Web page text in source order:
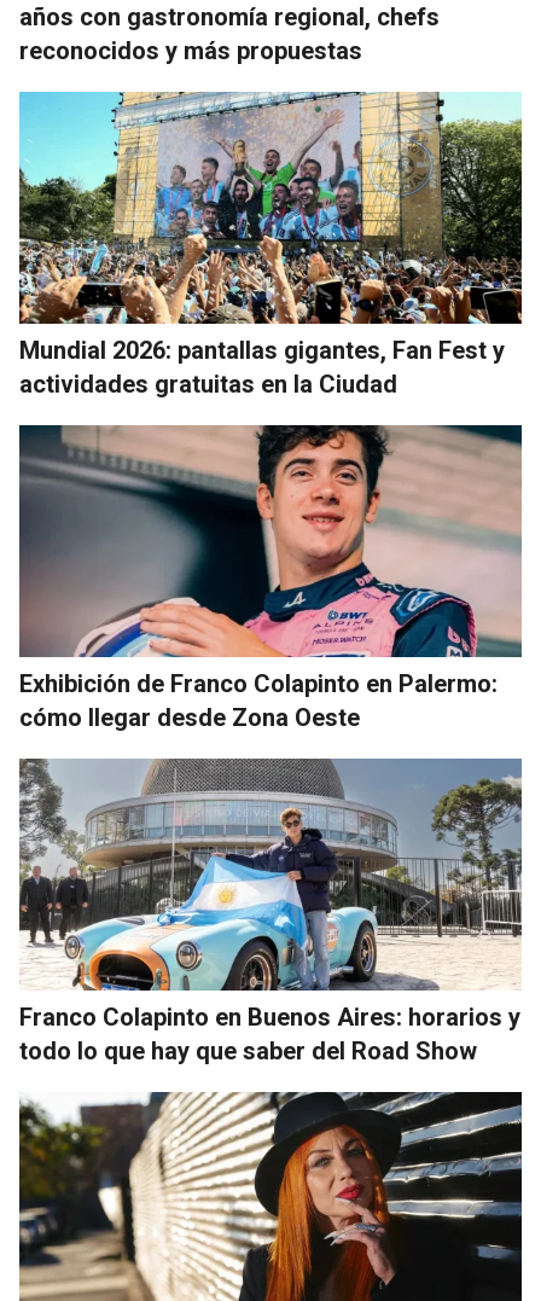
años con gastronomía regional, chefs
reconocidos y más propuestas
Mundial 2026: pantallas gigantes, Fan Fest y
actividades gratuitas en la Ciudad
Exhibición de Franco Colapinto en Palermo:
cómo llegar desde Zona Oeste
Franco Colapinto en Buenos Aires: horarios y
todo lo que hay que saber del Road Show